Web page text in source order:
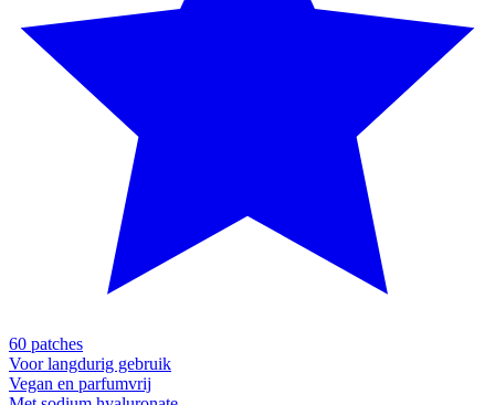
60 patches
Voor langdurig gebruik
Vegan en parfumvrij